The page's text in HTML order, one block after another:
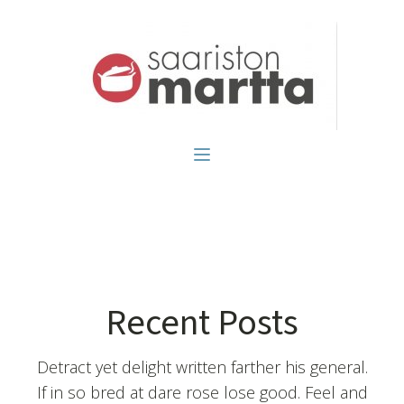
Recent Posts
Detract yet delight written farther his general.
If in so bred at dare rose lose good. Feel and